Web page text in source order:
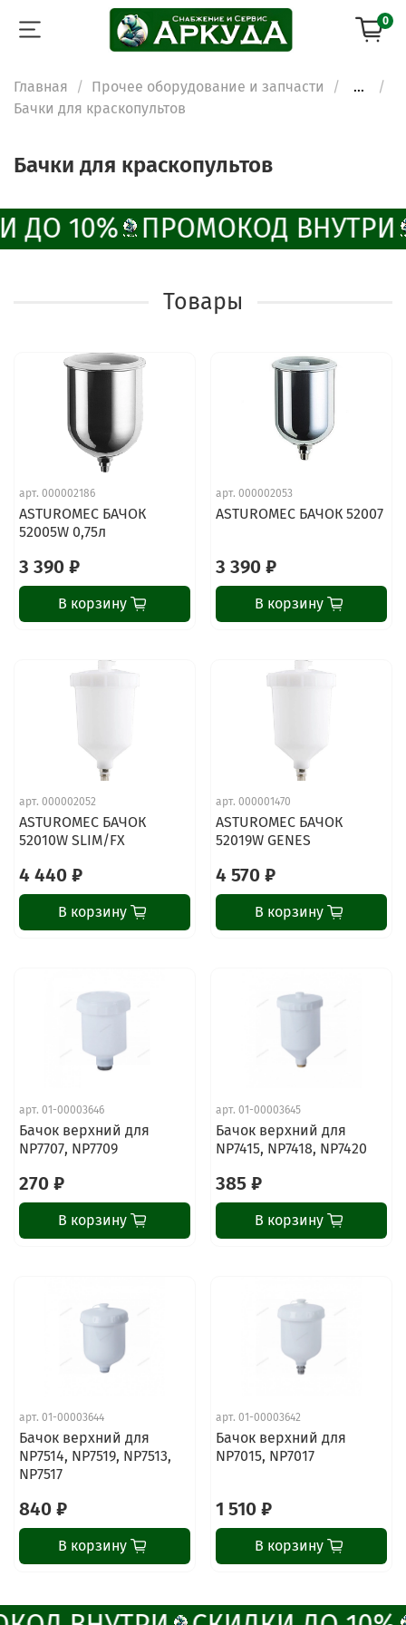
0
Главная Прочее оборудование и запчасти
...
Бачки для краскопультов
Бачки для краскопультов
ДО 10% ПРОМОКОД ВНУТРИ
Товары
арт. 000002186
ASTUROMEC БАЧОК
52005W 0,75л
3 390 ₽
В корзину
арт. 000002053
ASTUROMEC БАЧОК 52007
3 390 ₽
В корзину
арт. 000002052
ASTUROMEC БАЧОК
52010W SLIM/FX
4 440 ₽
В корзину
арт. 000001470
ASTUROMEC БАЧОК
52019W GENES
4 570 ₽
В корзину
арт. 01-00003646
Бачок верхний для
NP7707, NP7709
270 ₽
В корзину
арт. 01-00003645
Бачок верхний для
NP7415, NP7418, NP7420
385 ₽
В корзину
арт. 01-00003644
Бачок верхний для
NP7514, NP7519, NP7513,
NP7517
840 ₽
В корзину
арт. 01-00003642
Бачок верхний для
NP7015, NP7017
1 510 ₽
В корзину
ChatApp
Свяжитесь с нами через любой удобный
мессенджер!
Отдел продаж и сервис
Позвонить